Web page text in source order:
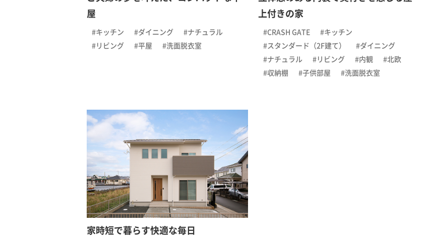
屋
#キッチン #ダイニング
#ナチュラル
#リビング
#平屋 #洗面脱衣室
上付きの家
#CRASH GATE
#キッチン
#スタンダード（2F建て）
#ダイニング
#ナチュラル
#リビング #内観
#北欧
#収納棚
#子供部屋 #洗面脱衣室
家時短で暮らす快適な毎日